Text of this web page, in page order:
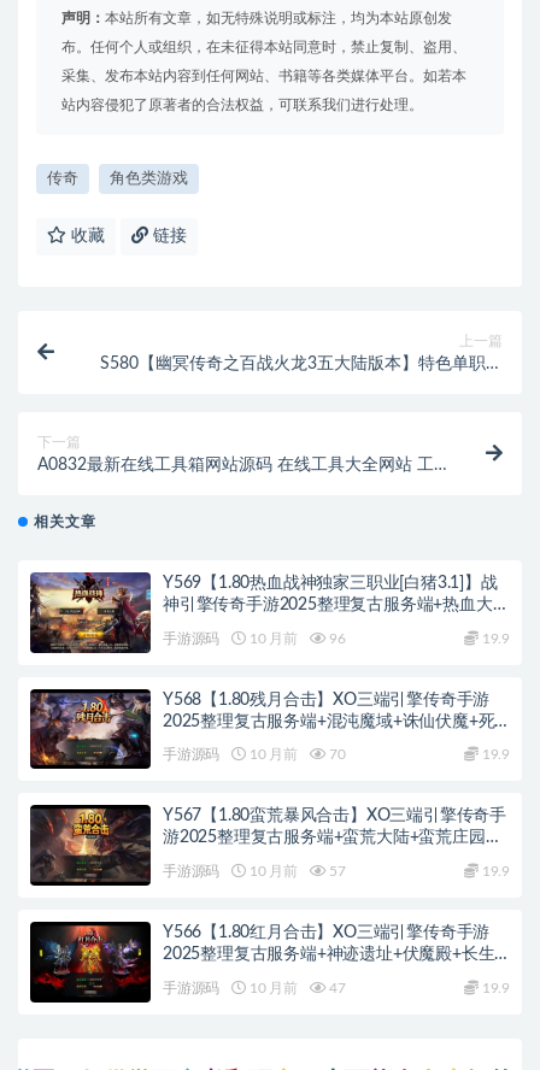
声明： 本站所有文章，如无特殊说明或标注，均为本站原创发
布。任何个人或组织，在未征得本站同意时，禁止复制、盗用、
采集、发布本站内容到任何网站、书籍等各类媒体平台。如若本
站内容侵犯了原著者的合法权益，可联系我们进行处理。
传奇 角色类游戏
收藏 链接
上一篇
S580【幽冥传奇之百战火龙3五大陆版本】特色单职业
下一篇
A0832最新在线工具箱网站源码 在线工具大全网站 工
相关文章
Y569【1.80热血战神独家三职业[白猪3.1]】战
神引擎传奇手游2025整理复古服务端+热血大陆
手游源码 10 月前 96 19.9
Y568【1.80残月合击】XO三端引擎传奇手游
2025整理复古服务端+混沌魔域+诛仙伏魔+死
手游源码 10 月前 70 19.9
Y567【1.80蛮荒暴风合击】XO三端引擎传奇手
游2025整理复古服务端+蛮荒大陆+蛮荒庄园
手游源码 10 月前 57 19.9
Y566【1.80红月合击】XO三端引擎传奇手游
2025整理复古服务端+神迹遗址+伏魔殿+长生
手游源码 10 月前 47 19.9